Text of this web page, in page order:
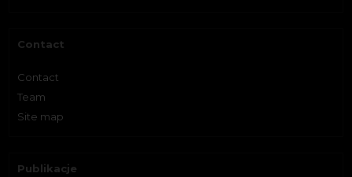
Contact
Contact
Team
Site map
Publikacje